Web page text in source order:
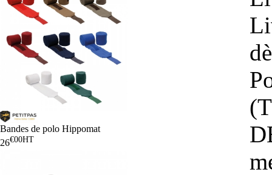
Bandes de polo Hippomat
26€00HT